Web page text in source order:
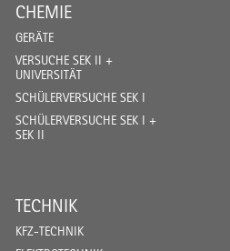
CHEMIE
GERÄTE
VERSUCHE SEK II +
UNIVERSITÄT
SCHÜLERVERSUCHE SEK I
SCHÜLERVERSUCHE SEK I +
SEK II
TECHNIK
KFZ-TECHNIK